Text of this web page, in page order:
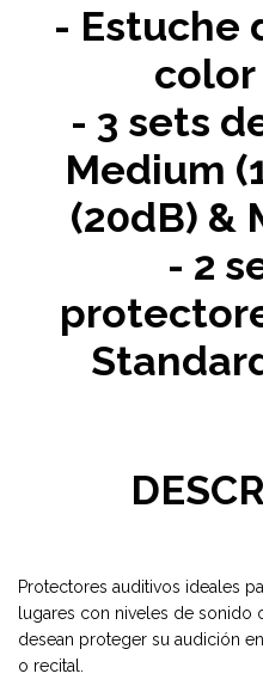
- Estuche
- 3 sets
Medium
(20dB) &
- 2
Protectores auditivos ideales
lugares con niveles de sonido
desean proteger su audición
o recital.